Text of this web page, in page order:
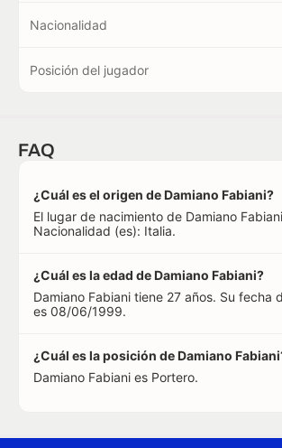
Nacionalidad
Posición del jugador
FAQ
¿Cuál es el origen de Damiano Fabiani?
El lugar de nacimiento de Damiano
Nacionalidad (es): Italia.
¿Cuál es la edad de Damiano Fabiani?
Damiano Fabiani tiene 27 años. Su fecha
es 08/06/1999.
¿Cuál es la posición de Damiano
Damiano Fabiani es Portero.